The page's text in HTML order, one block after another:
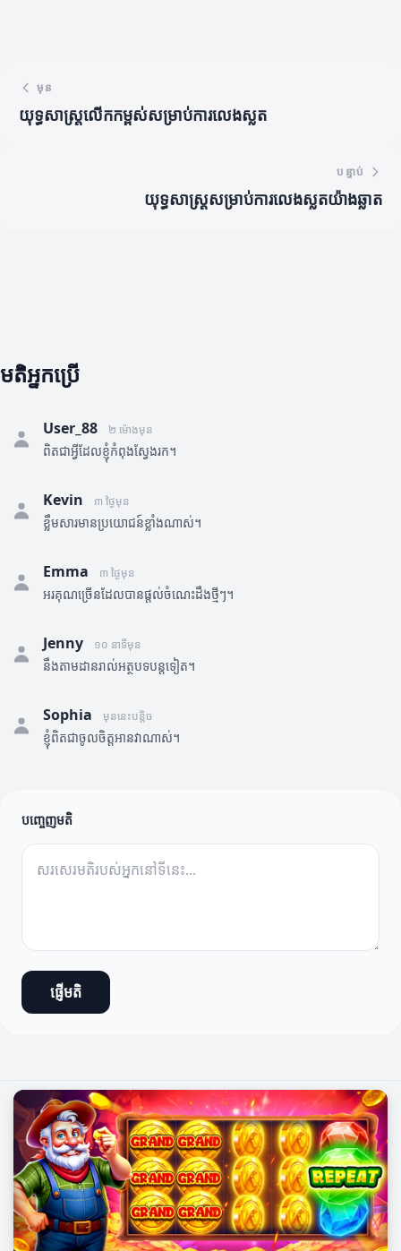
មុន
យុទ្ធសាស្ត្រលើកកម្ពស់សម្រាប់ការលេងស្លត
បន្ទាប់
យុទ្ធសាស្ត្រសម្រាប់ការលេងស្លតយ៉ាងឆ្លាត
មតិអ្នកប្រើ
User_88 ២ ម៉ោងមុន
ពិតជាអ្វីដែលខ្ញុំកំពុងស្វែងរក។
Kevin ៣ ថ្ងៃមុន
ខ្លឹមសារមានប្រយោជន៍ខ្លាំងណាស់។
Emma ៣ ថ្ងៃមុន
អរគុណច្រើនដែលបានផ្តល់ចំណេះដឹងថ្មីៗ។
Jenny ១០ នាទីមុន
នឹងតាមដានរាល់អត្ថបទបន្តទៀត។
Sophia មុននេះបន្តិច
ខ្ញុំពិតជាចូលចិត្តអានវាណាស់។
បញ្ចេញមតិ
ផ្ញើមតិ